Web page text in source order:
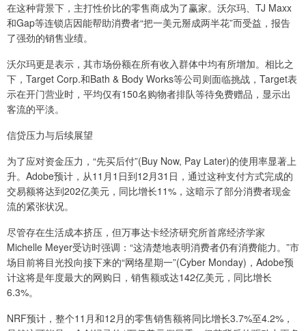
在这种背景下，主打性价比的零售商成为了赢家。沃尔玛、TJ Maxx
和Gap等连锁店因能帮助消费者“把一美元掰成两半花”而受益，报告
了强劲的销售业绩。
沃尔玛更是表示，其市场份额在所有收入群体中均有所增加。相比之
下，Target Corp.和Bath & Body Works等公司则面临挑战，Target表
示在开门营业时，平均仅有150名购物者排队等待免费赠品，显示出
客流的平淡。
信贷压力与后续展望
为了应对资金压力，“先买后付”(Buy Now, Pay Later)的使用率显著上
升。Adobe预计，从11月1日到12月31日，通过这种支付方式完成的
交易额将达到202亿美元，同比增长11%，这暗示了部分消费者现金
流的紧张状况。
尽管存在生活成本挤压，但万事达卡经济研究所首席经济学家
Michelle Meyer受访时强调：“这清楚地表明消费者仍有消费能力。”市
场目前将目光投向接下来的“网络星期一”(Cyber Monday)，Adobe预
计这将是年度最大的网购日，销售额或达142亿美元，同比增长
6.3%。
NRF预计，整个11月和12月的零售销售额将同比增长3.7%至4.2%，